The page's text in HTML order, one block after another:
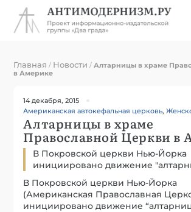
Главная / Новости /Алтарницы в храме
в Америке
14 декабря, 2015
Американская автокефальная церковь,
Алтарницы в храме
Православной Церкви в
В Покровской церкви Нью-Йорка
инициировано движение
В Покровской церкви Нью-Йорка
(Американская Православная
инициировано движение